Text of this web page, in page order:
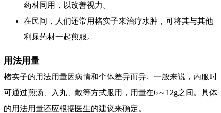
药材同用，以改善视力。
在民间，人们还常用楮实子来治疗水肿，可将其与其他
利尿药材一起煎服。
用法用量
楮实子的用法用量因病情和个体差异而异。一般来说，内服时
可通过煎汤、入丸、散等方式服用，用量在6～12g之间。具体
的用法用量还应根据医生的建议来确定。